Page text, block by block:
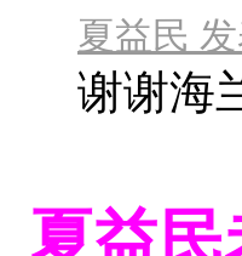
夏益民
谢谢海
夏益